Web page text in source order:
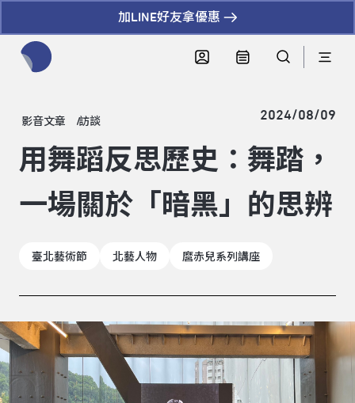
加LINE好友拿優惠
影音文章 訪談 2024/08/09
用舞蹈反思歷史：舞踏，
一場關於「暗黑」的思辨
臺北藝術節 北藝人物 麿赤兒系列講座